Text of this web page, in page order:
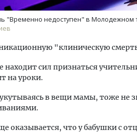
"Временно недоступен" в Молодежном
"клиническую
находит сил признаться
на уроки.
в вещи мамы, тоже не
оказывается, что у бабушки с